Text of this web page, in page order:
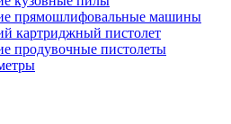
прямошлифовальные машины
картриджный пистолет
продувочные пистолеты